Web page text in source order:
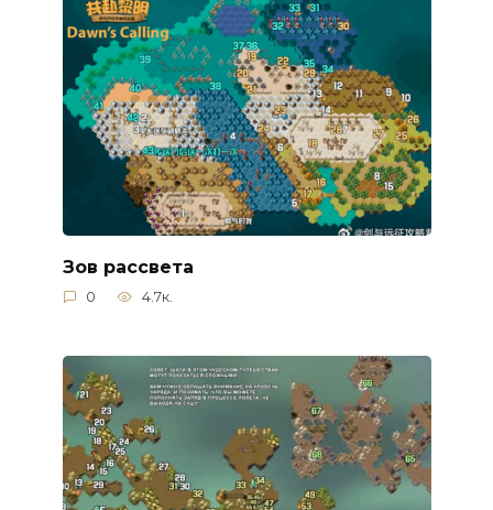
Зов рассвета
0 4.7к.